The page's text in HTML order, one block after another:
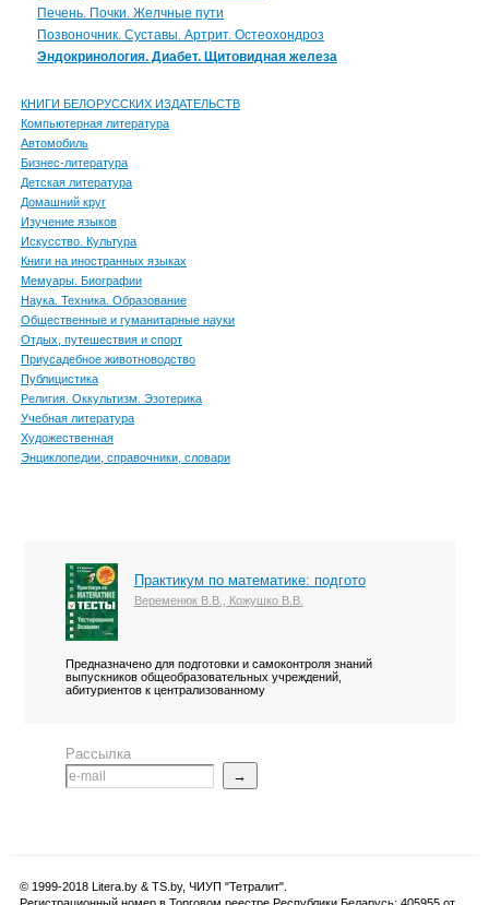
Печень. Почки. Желчные пути
Позвоночник. Суставы. Артрит. Остеохондроз
Эндокринология. Диабет. Щитовидная железа
КНИГИ БЕЛОРУССКИХ ИЗДАТЕЛЬСТВ
Компьютерная литература
Автомобиль
Бизнес-литература
Детская литература
Домашний круг
Изучение языков
Искусство. Культура
Книги на иностранных языках
Мемуары. Биографии
Наука. Техника. Образование
Общественные и гуманитарные науки
Отдых, путешествия и спорт
Приусадебное животноводство
Публицистика
Религия. Оккультизм. Эзотерика
Учебная литература
Художественная
Энциклопедии, справочники, словари
Практикум по математике: подгото
Веременюк В.В., Кожушко В.В.
Предназначено для подготовки и самоконтроля знаний
выпускников общеобразовательных учреждений,
абитуриентов к централизованному
Рассылка
→
© 1999-2018 Litera.by & TS.by, ЧИУП "Тетралит".